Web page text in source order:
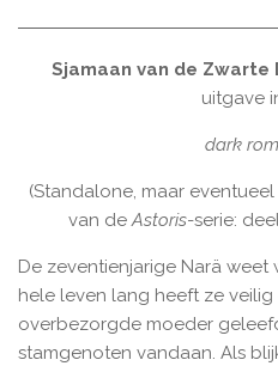
Sjamaan van de Zwarte
uitgave
dark
(Standalone, maar
van deAstoris-serie:
De zeventienjarige Narä weet
hele leven lang heeft ze
overbezorgde moeder
stamgenoten vandaan. Als